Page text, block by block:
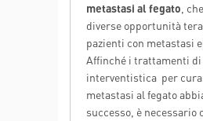
metastasi al fegato ,
diverse opportunità
pazienti con metastasi
Affinché i trattamenti
interventistica per
metastasi al fegato
successo, è necessario